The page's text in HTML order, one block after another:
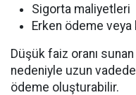
Sigorta maliyetleri
Erken ödeme veya
Düşük faiz oranı
nedeniyle uzun
ödeme oluşturabilir.